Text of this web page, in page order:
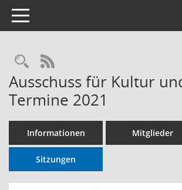
Toggle navigation
RSS-Feed
Ausschuss für Kultur
Termine 2021
Informationen Mitglieder
Sitzungen